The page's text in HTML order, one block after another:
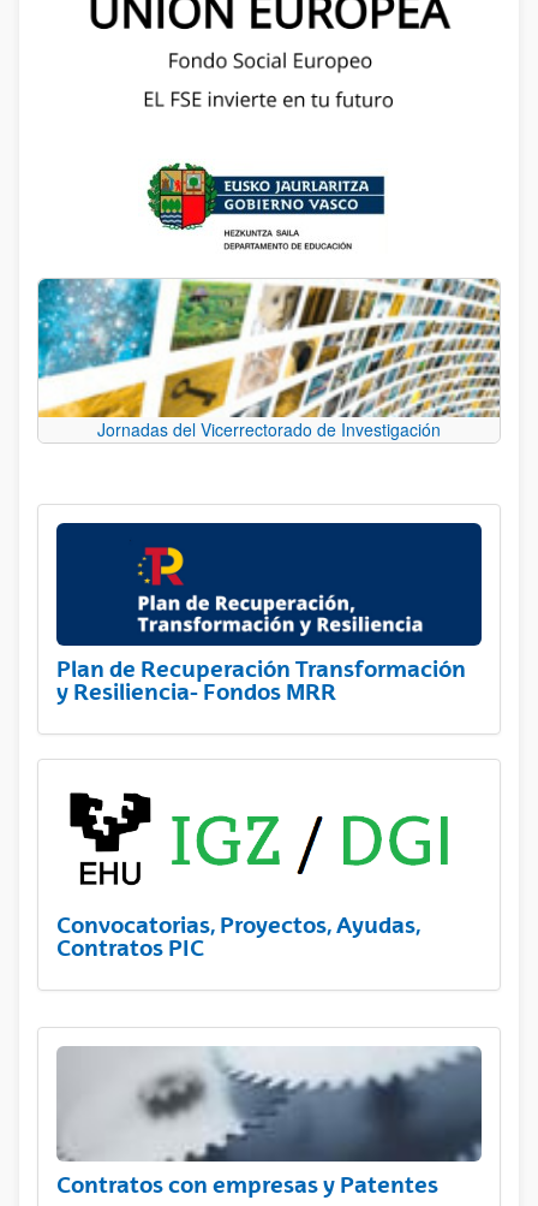
Jornadas del Vicerrectorado de Investigación
Plan de Recuperación Transformación
y Resiliencia- Fondos MRR
Convocatorias, Proyectos, Ayudas,
Contratos PIC
Contratos con empresas y Patentes